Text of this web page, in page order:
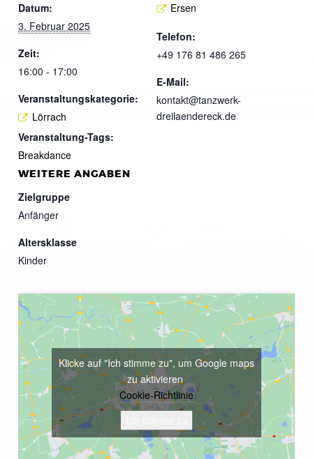
Datum:
3. Februar 2025
Zeit:
16:00 - 17:00
Veranstaltungskategorie:
Lörrach
Veranstaltung-Tags:
Breakdance
Ersen
Telefon:
+49 176 81 486 265
E-Mail:
kontakt@tanzwerk-
dreilaendereck.de
WEITERE ANGABEN
Zielgruppe
Anfänger
Altersklasse
Kinder
Klicke auf "Ich stimme zu", um Google maps
zu aktivieren
Cookie-Richtlinie